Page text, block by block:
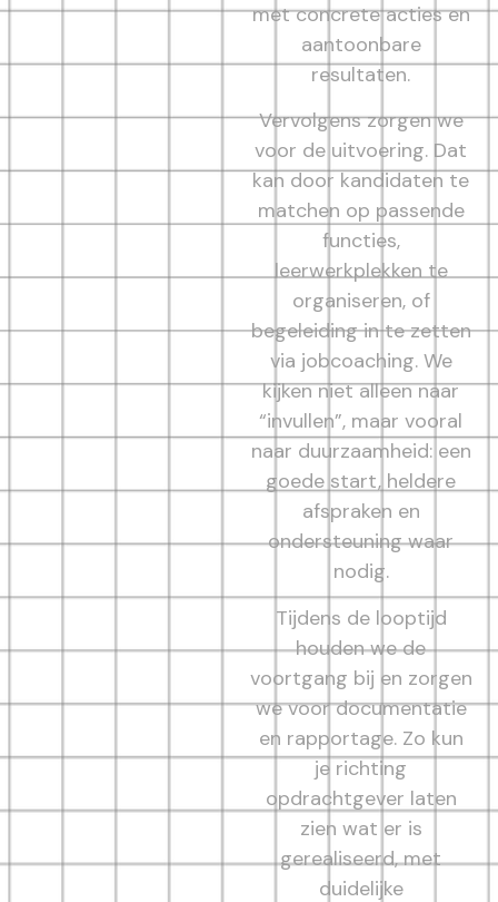
met concrete acties en
aantoonbare
resultaten.
Vervolgens zorgen we
voor de uitvoering. Dat
kan door kandidaten te
matchen op passende
functies,
leerwerkplekken te
organiseren, of
begeleiding in te zetten
via jobcoaching. We
kijken niet alleen naar
“invullen”, maar vooral
naar duurzaamheid: een
goede start, heldere
afspraken en
ondersteuning waar
nodig.
Tijdens de looptijd
houden we de
voortgang bij en zorgen
we voor documentatie
en rapportage. Zo kun
je richting
opdrachtgever laten
zien wat er is
gerealiseerd, met
duidelijke